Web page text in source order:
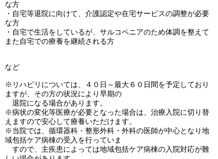
な方
・自宅等退院に向けて、介護認定や在宅サービスの調整が必要
な方
・自宅で生活をしているが、サルコペニアのため体調を整えて
また自宅での療養を継続される方
など
※リハビリについては、４０日～最大６０日間を予定しており
ますが、その方の状況により早期の
退院になる場合があります。
※病状の変化等医療が必要となった場合は、治療入院に切り替
えますので安心して療養いただけます。
※当院では、循環器科・整形外科・外科の医師が中心となり地
域包括ケア病棟の受入を行っていま
すので、主疾患によっては地域包括ケア病棟の入院対応が難